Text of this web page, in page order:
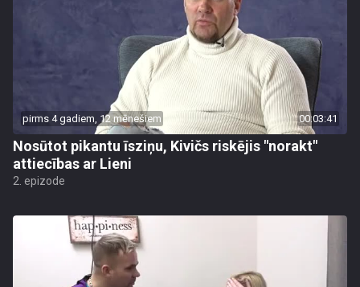
pirms 4 gadiem, 12 mēnešiem 00:03:41
Nosūtot pikantu īsziņu, Kivičs riskējis "norakt"
attiecības ar Lieni
2. epizode